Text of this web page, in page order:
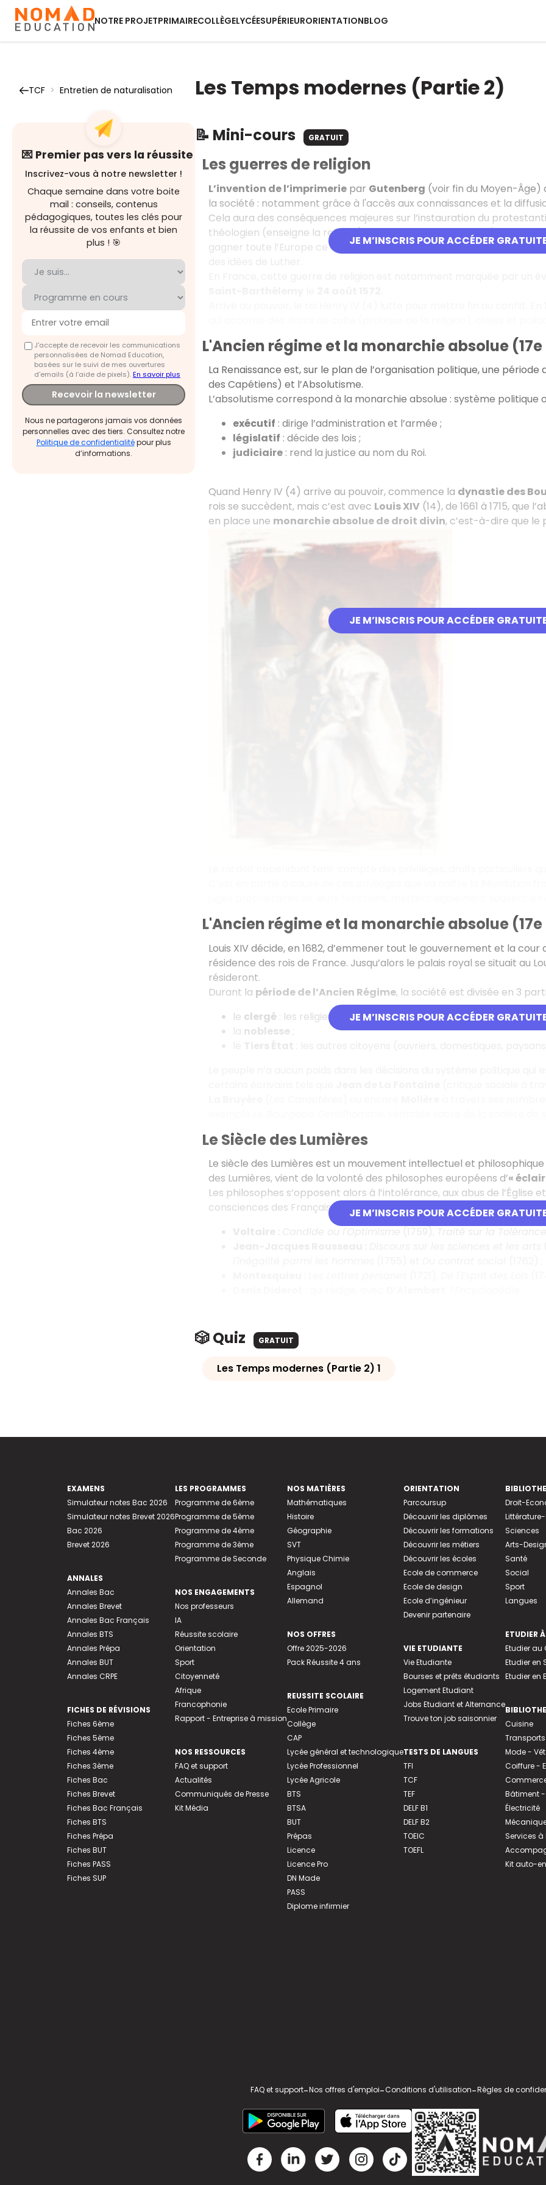
NOTRE PROJETPRIMAIRECOLLÈGELYCÉESUPÉRIEURORIENTATIONBLOG
TCF > Entretien de naturalisation
💌 Premier pas vers la réussite
Inscrivez-vous à notre newsletter !
Chaque semaine dans votre boite
mail : conseils, contenus
pédagogiques, toutes les clés pour
la réussite de vos enfants et bien
plus ! 🎯
J'accepte de recevoir les communications
personnalisées de Nomad Education,
basées sur le suivi de mes ouvertures
d'emails (à l’aide de pixels).En savoir plus
Recevoir la newsletter
Nous ne partagerons jamais vos données
personnelles avec des tiers. Consultez notre
Politique de confidentialitépour plus
d’informations.
Les Temps modernes (Partie 2)
📝 Mini-cours GRATUIT
JE M’INSCRIS POUR ACCÉDER
Les guerres de religion
L’invention de l’imprimeriepar Gutenberg (voir fin du Moyen-
la société : notamment grâce à l'accès aux connaissances et la
Cela aura des conséquences majeures sur l’instauration du
théologien (enseigne la religion), critique les pratiques de l’Église
gagner toute l’Europe ce qui va provoquer une scission (rupture)
JE M’INSCRIS POUR ACCÉDER
L'Ancien régime et la monarchie absolue (17e
La Renaissance est, sur le plan de l’organisation politique, une
des Capétiens) et l’Absolutisme.
L’absolutisme correspond à la monarchie absolue : système politique
exécutif : dirige l’administration et l’armée ;
législatif : décide des lois ;
judiciaire: rend la justice au nom du Roi.
Quand Henry IV (4) arrive au pouvoir, commence la dynastie des
rois se succèdent, mais c’est avec Louis XIV(14), de 1661 à 1715, que
en place une monarchie absolue de droit divin, c’est-à-dire que le
JE M’INSCRIS POUR ACCÉDER
L'Ancien régime et la monarchie absolue (17e
Louis XIV décide, en 1682, d’emmener tout le gouvernement et la cour
résidence des rois de France. Jusqu’alors le palais royal se situait au
résideront.
Durant la période de l’Ancien Régime, la société est divisée en 3
le clergé: les religieux ;
la noblesse ;
JE M’INSCRIS POUR ACCÉDER
Le Siècle des Lumières
Le siècle des Lumières est un mouvement intellectuel et
des Lumières, vient de la volonté des philosophes européens d’«
Les philosophes s’opposent alors à l’intolérance, aux abus de l’Église
consciences des Français sur les injustices et l’oppression du
Candide ou l'Optimisme (1759),
🎲 Quiz GRATUIT
Les Temps modernes (Partie 2) 1
EXAMENS
Simulateur notes Bac 2026
Simulateur notes Brevet 2026
Bac 2026
Brevet 2026
ANNALES
Annales Bac
Annales Brevet
Annales Bac Français
Annales BTS
Annales Prépa
Annales BUT
Annales CRPE
FICHES DE RÉVISIONS
Fiches 6ème
Fiches 5ème
Fiches 4ème
Fiches 3ème
Fiches Bac
Fiches Brevet
Fiches Bac Français
Fiches BTS
Fiches Prépa
Fiches BUT
Fiches PASS
Fiches SUP
LES PROGRAMMES
Programme de 6ème
Programme de 5ème
Programme de 4ème
Programme de 3ème
Programme de Seconde
NOS ENGAGEMENTS
Nos professeurs
IA
Réussite scolaire
Orientation
Sport
Citoyenneté
Afrique
Francophonie
Rapport - Entreprise à mission
NOS RESSOURCES
FAQ et support
Actualités
Communiqués de Presse
Kit Média
NOS MATIÈRES
Mathématiques
Histoire
Géographie
SVT
Physique Chimie
Anglais
Espagnol
Allemand
NOS OFFRES
Offre 2025-2026
Pack Réussite 4 ans
REUSSITE SCOLAIRE
Ecole Primaire
Collège
CAP
Lycée général et technologique
Lycée Professionnel
Lycée Agricole
BTS
BTSA
BUT
Prépas
Licence
Licence Pro
DN Made
PASS
Diplome infirmier
ORIENTATION
Parcoursup
Découvrir les diplômes
Découvrir les formations
Découvrir les métiers
Découvrir les écoles
Ecole de commerce
Ecole de design
Ecole d’ingénieur
Devenir partenaire
VIE ETUDIANTE
Vie Etudiante
Bourses et prêts étudiants
Logement Etudiant
Jobs Etudiant et Alternance
Trouve ton job saisonnier
TESTS DE LANGUES
TFI
TCF
TEF
DELF B1
DELF B2
TOEIC
TOEFL
Droit-
Sciences
Arts-
Santé
Social
Sport
Langues
ETUDIER
Etudier
Etudier en
Etudier en
Cuisine
Transports
Mode -
Coiffure -
Bâtiment
Électricité
Services
Kit auto-
FAQ et support-Nos offres d'emploi-Conditions d'utilisation-Règles de